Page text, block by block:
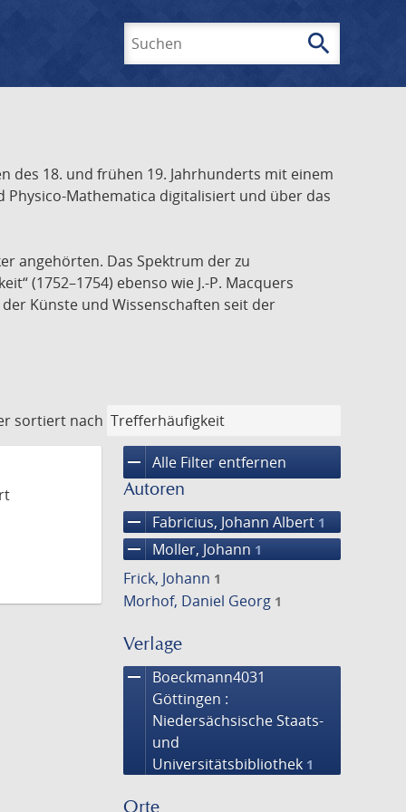
search
des 18. und frühen 19. Jahrhunderts mit einem
Physico-Mathematica digitalisiert und über das
angehörten. Das Spektrum der zu
(1752–1754) ebenso wie J.-P. Macquers
Künste und Wissenschaften seit der
sortiert nach
remove Alle Filter entfernen
Autoren
remove Fabricius, Johann Albert 1
remove Moller, Johann 1
Frick, Johann 1
Morhof, Daniel Georg 1
Verlage
remove
Boeckmann4031
Göttingen :
Niedersächsische Staats-
und
Universitätsbibliothek 1
Orte